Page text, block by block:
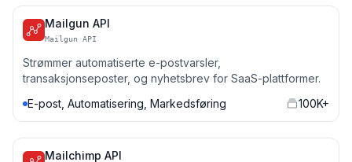
Mailgun API
Mailgun API
Strømmer automatiserte e-postvarsler,
transaksjonseposter, og nyhetsbrev for SaaS-plattformer.
E-post, Automatisering, Markedsføring
100K+
Mailchimp API